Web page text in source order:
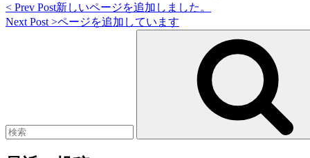
投
稿
ー
シ
< Prev Post新しいページを追加しました。
Post
Next Post >ページを追加しています
Post